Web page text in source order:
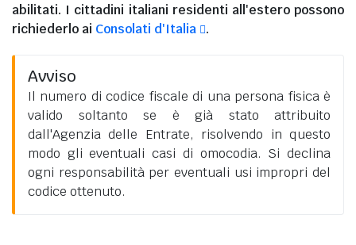
abilitati. I cittadini italiani residenti all'esteropossono
richiederlo ai Consolati d'Italia .
Avviso
Il numero di codice fiscale di una persona fisica è
valido soltanto se è già stato attribuito
dall'Agenzia delle Entrate, risolvendo in questo
modo gli eventuali casi di omocodia. Si declina
ogni responsabilità per eventuali usi impropri del
codice ottenuto.